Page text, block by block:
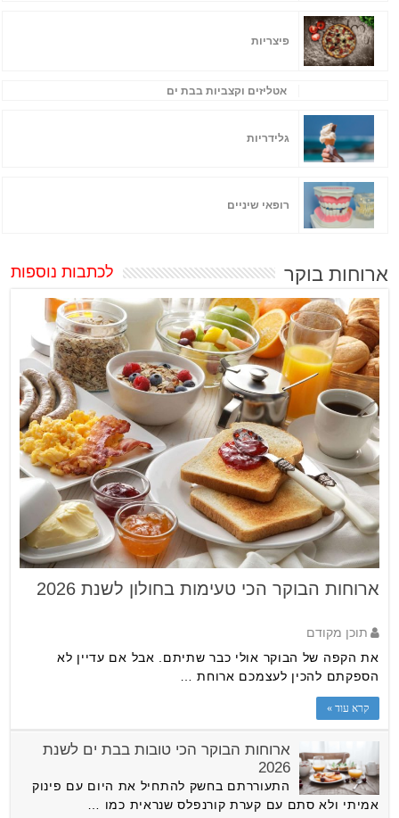
פיצריות
אטליזים וקצביות בבת ים
גלידריות
רופאי שיניים
ארוחות בוקר לכתבות נוספות
ארוחות הבוקר הכי טעימות בחולון לשנת 2026
תוכן מקודם
את הקפה של הבוקר אולי כבר שתיתם. אבל אם עדיין לא
הספקתם להכין לעצמכם ארוחת …
קרא עוד »
ארוחות הבוקר הכי טובות בבת ים לשנת
2026
התעוררתם בחשק להתחיל את היום עם פינוק
אמיתי ולא סתם עם קערת קורנפלס שנראית כמו …